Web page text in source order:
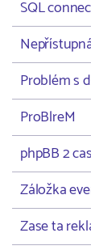
SQL
Problém s
ProBlreM
phpBB 2
Záložka
Zase ta